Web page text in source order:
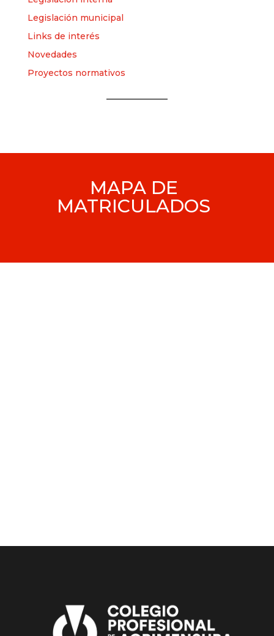
Legislación municipal
Links de interés
Novedades
Proyectos normativos
MAPA DE
MATRICULADOS